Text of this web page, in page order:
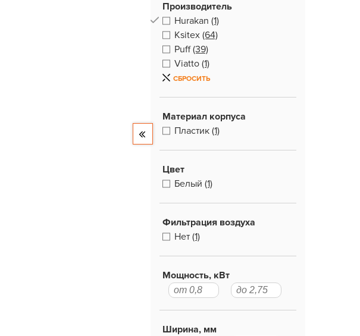
Производитель
Hurakan (1)
Ksitex (64)
Puff (39)
Viatto (1)
СБРОСИТЬ
Материал корпуса
Пластик (1)
Цвет
Белый (1)
Фильтрация воздуха
Нет (1)
Мощность, кВт
Ширина, мм